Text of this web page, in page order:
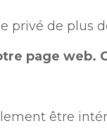
privé de plus
page web.
être